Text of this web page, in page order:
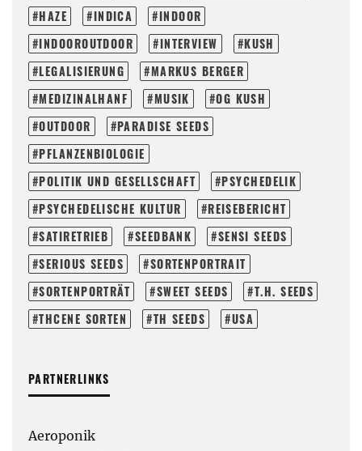
HAZE
INDICA
INDOOR
INDOOROUTDOOR
INTERVIEW
KUSH
LEGALISIERUNG
MARKUS BERGER
MEDIZINALHANF
MUSIK
OG KUSH
OUTDOOR
PARADISE SEEDS
PFLANZENBIOLOGIE
POLITIK UND GESELLSCHAFT
PSYCHEDELIK
PSYCHEDELISCHE KULTUR
REISEBERICHT
SATIRETRIEB
SEEDBANK
SENSI SEEDS
SERIOUS SEEDS
SORTENPORTRAIT
SORTENPORTRÄT
SWEET SEEDS
T.H. SEEDS
THCENE SORTEN
TH SEEDS USA
PARTNERLINKS
Aeroponik